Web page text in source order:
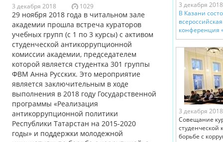
3 декабря 2018 1029
29 ноября 2018 года в читальном зале
академии прошла встреча кураторов
учебных групп (с 1 по 3 курсы) с активом
студенческой антикоррупционной
комиссии академии, председателем
которой является студентка 301 группы
ФВМ Анна Русских. Это мероприятие
является заключительным в ходе
выполнения в 2018 году Государственной
программы «Реализация
антикоррупционной политики
Республики Татарстан на 2015-2020
годы» и поддержки молодежной
3 декабря 2018
В Казани
конференция
3 декабря 2018
Совещание
борьбе с